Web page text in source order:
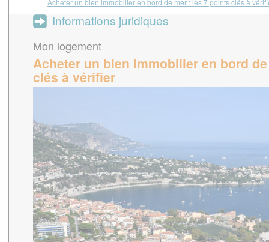
Acheter un bien immobilier en bord de mer : les 7 points clés à
Informations juridiques
Mon logement
Acheter un bien immobilier en bord
clés à vérifier